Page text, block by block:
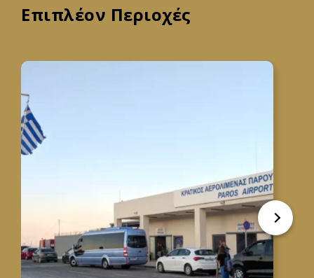
Επιπλέον Περιοχές